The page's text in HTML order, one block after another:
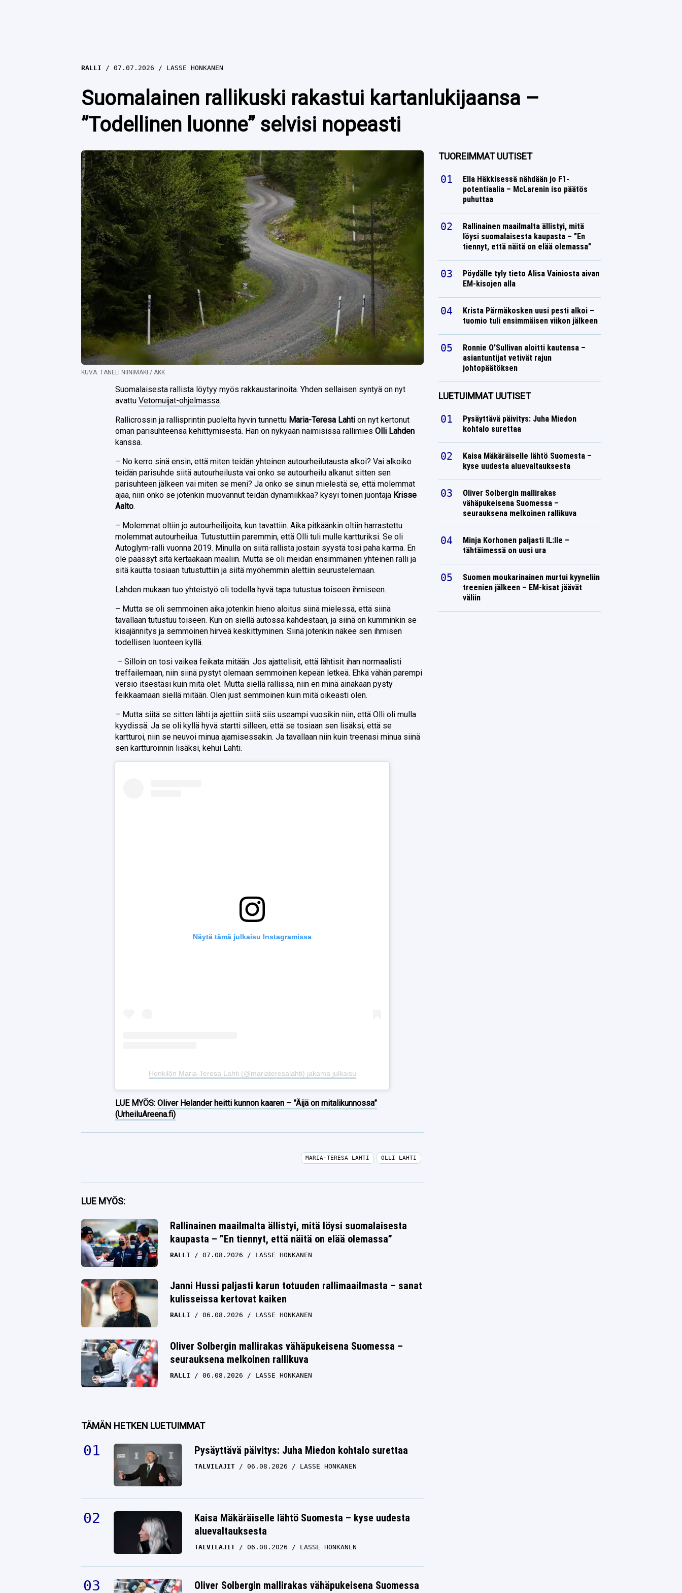
RALLI 07.07.2026 LASSE HONKANEN
Suomalainen rallikuski rakastui kartanlukijaansa –
”Todellinen luonne” selvisi nopeasti
KUVA: TANELI NIINIMÄKI / AKK
Suomalaisesta rallista löytyy myös rakkaustarinoita. Yhden sellaisen syntyä on nyt
avattuVetomuijat-ohjelmassa.
Rallicrossin ja rallisprintin puolelta hyvin tunnettu Maria-Teresa Lahti on nyt kertonut
oman parisuhteensa kehittymisestä. Hän on nykyään naimisissa rallimiesOlli Lahden
kanssa.
– No kerro sinä ensin, että miten teidän yhteinen autourheilutausta alkoi? Vai alkoiko
teidän parisuhde siitä autourheilusta vai onko se autourheilu alkanut sitten sen
parisuhteen jälkeen vai miten se meni? Ja onko se sinun mielestä se, että molemmat
ajaa, niin onko se jotenkin muovannut teidän dynamiikkaa? kysyi toinen juontaja Krisse
Aalto.
– Molemmat oltiin jo autourheilijoita, kun tavattiin. Aika pitkäänkin oltiin harrastettu
molemmat autourheilua. Tutustuttiin paremmin, että Olli tuli mulle kartturiksi. Se oli
Autoglym-ralli vuonna 2019. Minulla on siitä rallista jostain syystä tosi paha karma. En
ole päässyt sitä kertaakaan maaliin. Mutta se oli meidän ensimmäinen yhteinen ralli ja
sitä kautta tosiaan tutustuttiin ja siitä myöhemmin alettiin seurustelemaan.
Lahden mukaan tuo yhteistyö oli todella hyvä tapa tutustua toiseen ihmiseen.
– Mutta se oli semmoinen aika jotenkin hieno aloitus siinä mielessä, että siinä
tavallaan tutustuu toiseen. Kun on siellä autossa kahdestaan, ja siinä on kumminkin se
kisajännitys ja semmoinen hirveä keskittyminen. Siinä jotenkin näkee sen ihmisen
todellisen luonteen kyllä.
– Silloin on tosi vaikea feikata mitään. Jos ajattelisit, että lähtisit ihan normaalisti
treffailemaan, niin siinä pystyt olemaan semmoinen kepeän letkeä. Ehkä vähän parempi
versio itsestäsi kuin mitä olet. Mutta siellä rallissa, niin en minä ainakaan pysty
feikkaamaan siellä mitään. Olen just semmoinen kuin mitä oikeasti olen.
– Mutta siitä se sitten lähti ja ajettiin siitä siis useampi vuosikin niin, että Olli oli mulla
kyydissä. Ja se oli kyllä hyvä startti silleen, että se tosiaan sen lisäksi, että se
kartturoi, niin se neuvoi minua ajamisessakin. Ja tavallaan niin kuin treenasi minua siinä
sen kartturoinnin lisäksi, kehui Lahti.
Näytä tämä julkaisu Instagramissa
Henkilön Maria-Teresa Lahti (@mariateresalahti) jakama julkaisu
LUE MYÖS:Oliver Helander heitti kunnon kaaren – ”Äijä on mitalikunnossa”
(UrheiluAreena.fi)
Facebook
Twitter
Whatsapp
MARIA-TERESA LAHTI OLLI LAHTI
LUE MYÖS:
Rallinainen maailmalta ällistyi, mitä löysi suomalaisesta
kaupasta – ”En tiennyt, että näitä on elää olemassa”
RALLI 07.08.2026 LASSE HONKANEN
Janni Hussi paljasti karun totuuden rallimaailmasta – sanat
kulisseissa kertovat kaiken
RALLI 06.08.2026 LASSE HONKANEN
Oliver Solbergin mallirakas vähäpukeisena Suomessa –
seurauksena melkoinen rallikuva
RALLI 06.08.2026 LASSE HONKANEN
TÄMÄN HETKEN LUETUIMMAT
Pysäyttävä päivitys: Juha Miedon kohtalo surettaa
TALVILAJIT 06.08.2026 LASSE HONKANEN
Kaisa Mäkäräiselle lähtö Suomesta – kyse uudesta
aluevaltauksesta
TALVILAJIT 06.08.2026 LASSE HONKANEN
Oliver Solbergin mallirakas vähäpukeisena Suomessa
TUOREIMMAT UUTISET
Ella Häkkisessä nähdään jo F1-
potentiaalia – McLarenin iso päätös
puhuttaa
Rallinainen maailmalta ällistyi, mitä
löysi suomalaisesta kaupasta – ”En
tiennyt, että näitä on elää olemassa”
Pöydälle tyly tieto Alisa Vainiosta aivan
EM-kisojen alla
Krista Pärmäkosken uusi pesti alkoi –
tuomio tuli ensimmäisen viikon jälkeen
Ronnie O’Sullivan aloitti kautensa –
asiantuntijat vetivät rajun
johtopäätöksen
LUETUIMMAT UUTISET
Pysäyttävä päivitys: Juha Miedon
kohtalo surettaa
Kaisa Mäkäräiselle lähtö Suomesta –
kyse uudesta aluevaltauksesta
Oliver Solbergin mallirakas
vähäpukeisena Suomessa –
seurauksena melkoinen rallikuva
Minja Korhonen paljasti IL:lle –
tähtäimessä on uusi ura
Suomen moukarinainen murtui kyyneliin
treenien jälkeen – EM-kisat jäävät
väliin